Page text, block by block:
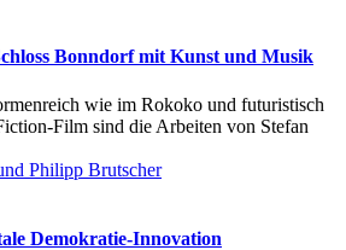
Bonndorf mit Kunst und Musik
wie im Rokoko und futuristisch
Film sind die Arbeiten von Stefan
Demokratie-Innovation